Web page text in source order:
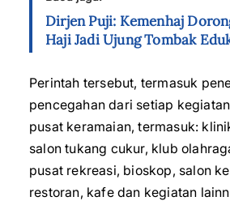
Dirjen Puji: Kemenhaj
Haji Jadi Ujung Tombak
Perintah tersebut, termasuk
pencegahan dari setiap
pusat keramaian, termasuk:
salon tukang cukur, klub
pusat rekreasi, bioskop, salon
restoran, kafe dan kegiatan